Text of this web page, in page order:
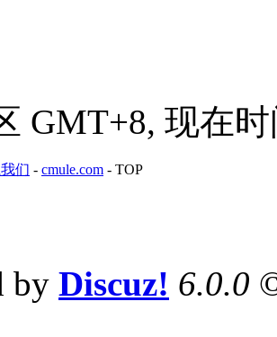
GMT+8, 现在
们 - cmule.com - TOP
by Discuz! 6.0.0